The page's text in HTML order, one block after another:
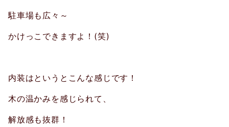
駐車場も広々～
かけっこできますよ！ (笑)
内装はというとこんな感じです！
木の温かみを感じられて、
解放感も抜群！